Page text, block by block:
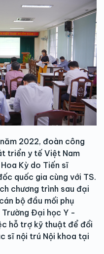
2022, đoàn công
triển y tế Việt Nam
Kỳ do Tiến sĩ
quốc gia cùng với TS.
chương trình sau đại
bộ đầu mối phụ
Đại học Y -
hỗ trợ kỹ thuật để đổi
sĩ nội trú Nội khoa tại